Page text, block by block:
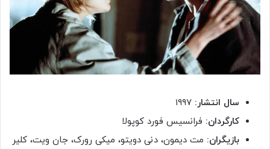
سال انتشار:
کارگردان: فرانسیس فورد کوپولا
بازیگران: مت دیمون، دنی دویتو، میکی رورک، جان ویت، کلیر